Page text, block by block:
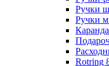
Ручки
Ручки
Rotring